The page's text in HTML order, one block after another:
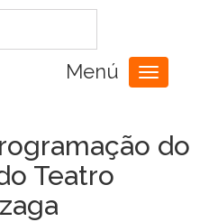
Menú
Toggle
navigation
do
Teatro